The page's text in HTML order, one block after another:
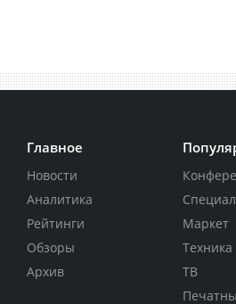
Главное
Новости
Аналитика
Рейтинги
Обзоры
Архив
Маркет
Техника
ТВ